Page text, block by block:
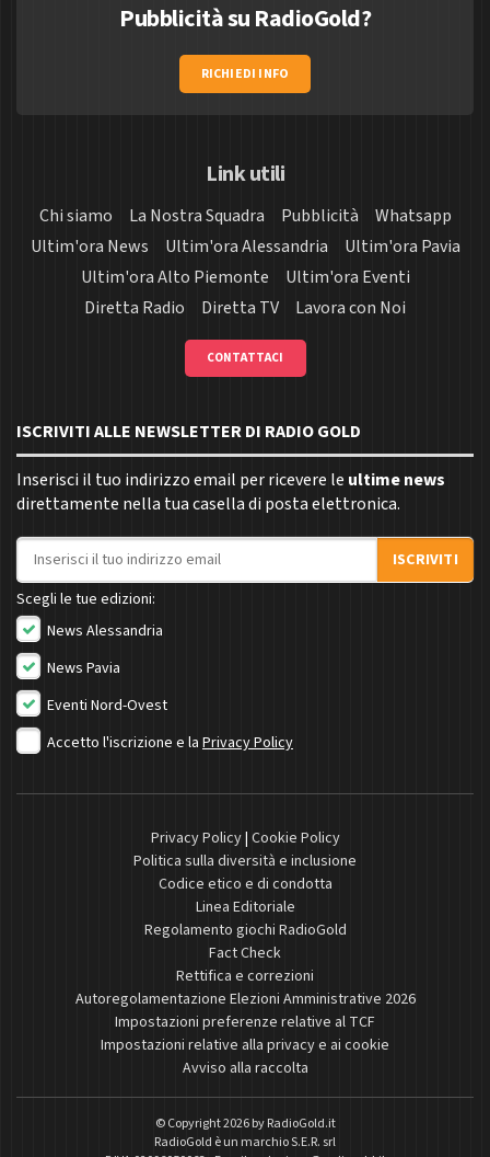
Pubblicità su RadioGold?
RICHIEDI INFO
Link utili
Chi siamo La Nostra Squadra Pubblicità
Whatsapp
Ultim'ora News
Ultim'ora Alessandria
Ultim'ora Pavia
Ultim'ora Alto Piemonte
Ultim'ora Eventi
Diretta Radio
Diretta TV Lavora con Noi
CONTATTACI
ISCRIVITI ALLE NEWSLETTER DI RADIO GOLD
Inserisci il tuo indirizzo email per ricevere le ultime news
direttamente nella tua casella di posta elettronica.
Indirizzo email
ISCRIVITI
Scegli le tue edizioni:
News Alessandria
News Pavia
Eventi Nord-Ovest
Accetto l'iscrizione e la Privacy Policy
Privacy Policy| Cookie Policy
Politica sulla diversità e inclusione
Codice etico e di condotta
Linea Editoriale
Regolamento giochi RadioGold
Fact Check
Rettifica e correzioni
Autoregolamentazione Elezioni Amministrative 2026
Impostazioni preferenze relative al TCF
Impostazioni relative alla privacy e ai cookie
Avviso alla raccolta
© Copyright 2026 byRadioGold.it
RadioGold è un marchio S.E.R. srl